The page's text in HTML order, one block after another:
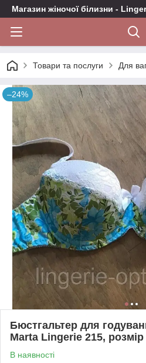
Магазин жіночої білизни -
Товари та послуги Для
–24%
Бюстгальтер для
Marta Lingerie 215, розмір
В наявності